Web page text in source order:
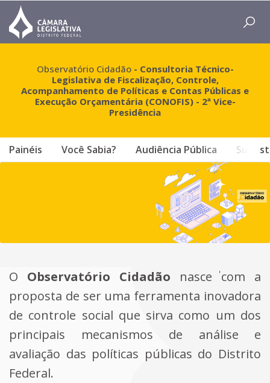
Observatório Cidadão - Consultoria Técnico-
Legislativa de Fiscalização, Controle,
Acompanhamento de Políticas e Contas Públicas e
Execução Orçamentária (CONOFIS) - 2ª Vice-
Presidência
Painéis Você Sabia? Audiência Pública
Início - Observatório Cidadão
O Observatório Cidadão nasce com a
proposta de ser uma ferramenta inovadora
de controle social que sirva como um dos
principais mecanismos de análise e
avaliação das políticas públicas do Distrito
Federal.